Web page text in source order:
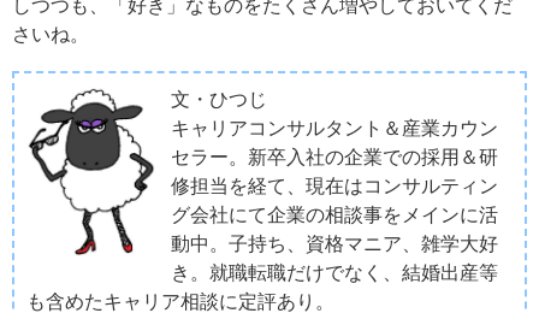
しつつも、「好き」なものをたくさん増やしておいてくだ
さいね。
文・ひつじ
キャリアコンサルタント＆産業カウン
セラー。新卒入社の企業での採用＆研
修担当を経て、現在はコンサルティン
グ会社にて企業の相談事をメインに活
動中。子持ち、資格マニア、雑学大好
き。就職転職だけでなく、結婚出産等
も含めたキャリア相談に定評あり。